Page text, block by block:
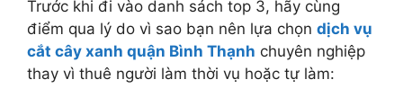
Trước khi đi vào danh sách top 3, hãy cùng
điểm qua lý do vì sao bạn nên lựa chọn dịch vụ
cắt cây xanh quận Bình Thạnh chuyên nghiệp
thay vì thuê người làm thời vụ hoặc tự làm: